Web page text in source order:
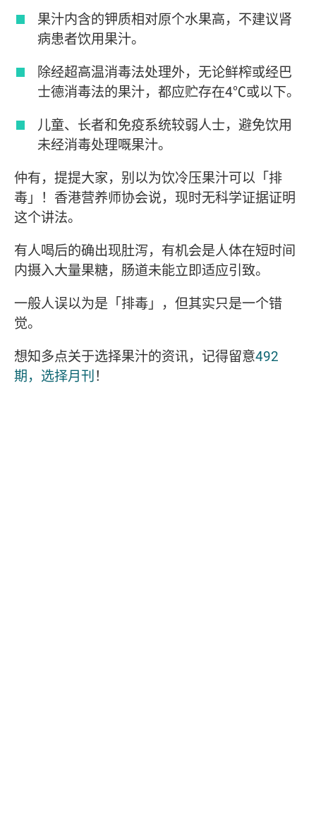
果汁内含的钾质相对原个水果高，不建议肾
病患者饮用果汁。
除经超高温消毒法处理外，无论鲜榨或经巴
士德消毒法的果汁，都应贮存在4℃或以下。
儿童、长者和免疫系统较弱人士，避免饮用
未经消毒处理嘅果汁。
仲有，提提大家，别以为饮冷压果汁可以「排
毒」！香港营养师协会说，现时无科学证据证明
这个讲法。
有人喝后的确出现肚泻，有机会是人体在短时间
内摄入大量果糖，肠道未能立即适应引致。
一般人误以为是「排毒」，但其实只是一个错
觉。
想知多点关于选择果汁的资讯，记得留意492
期，选择月刊！